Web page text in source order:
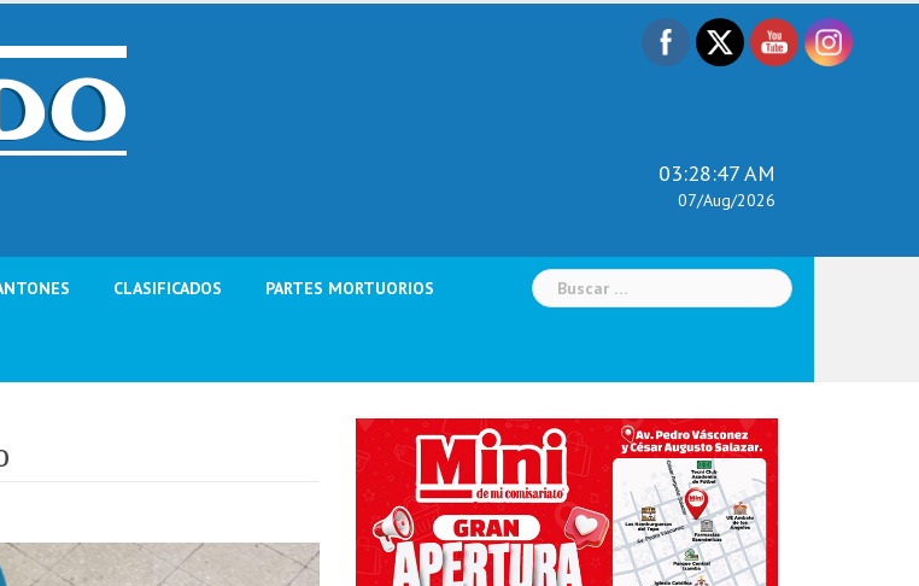
03:28:49 AM
07/Aug/2026
CLASIFICADOS PARTES MORTUORIOS Buscar: